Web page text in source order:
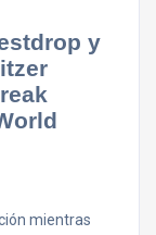
y
mientras